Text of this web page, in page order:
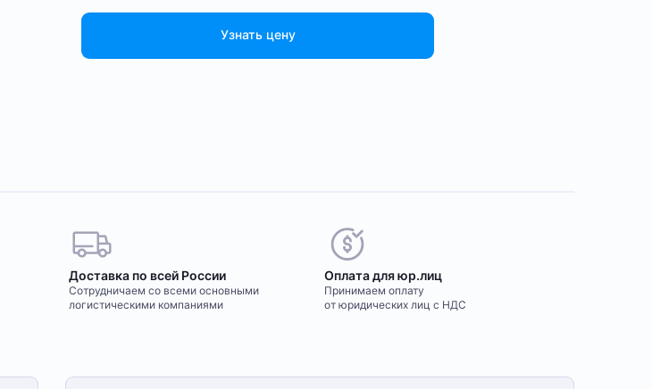
Узнать цену
Доставка по всей России
Сотрудничаем со всеми основными
логистическими компаниями
Оплата для юр.лиц
Принимаем оплату
от юридических лиц с НДС